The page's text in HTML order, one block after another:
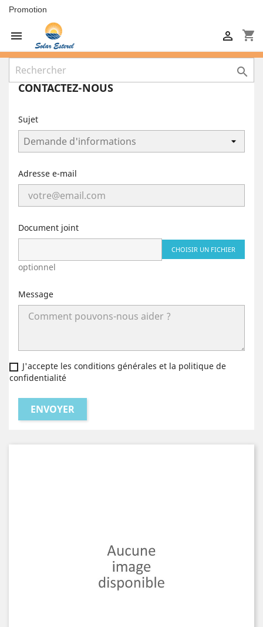
Promotion
 shopping_cart


CONTACTEZ-NOUS
Sujet
Adresse e-mail
Document joint
CHOISIR UN FICHIER
optionnel
Message
J'accepte les conditions générales et la politique de
confidentialité